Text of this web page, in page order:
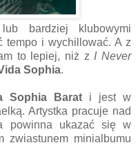
bardziej klubowymi
tempo i wychillować. A z
to lepiej, niż z I Never
Sophia.
Sophia Barat i jest w
Artystka pracuje nad
powinna ukazać się w
zwiastunem minialbumu